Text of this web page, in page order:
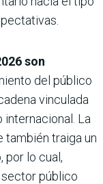
son
del público
vinculada
internacional. La
también traiga un
por lo cual,
público